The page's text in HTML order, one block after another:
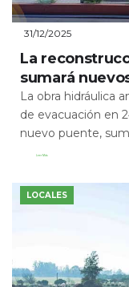
31/12/2025
La
sumará
La obra hidráulica
de evacuación en
nuevo puente,
Leer Más
LOCALES